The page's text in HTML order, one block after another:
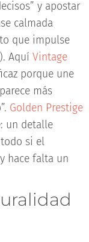
y apostar
calmada
que impulse
Aquí Vintage
porque une
más
Golden Prestige
un detalle
si el
hace falta un